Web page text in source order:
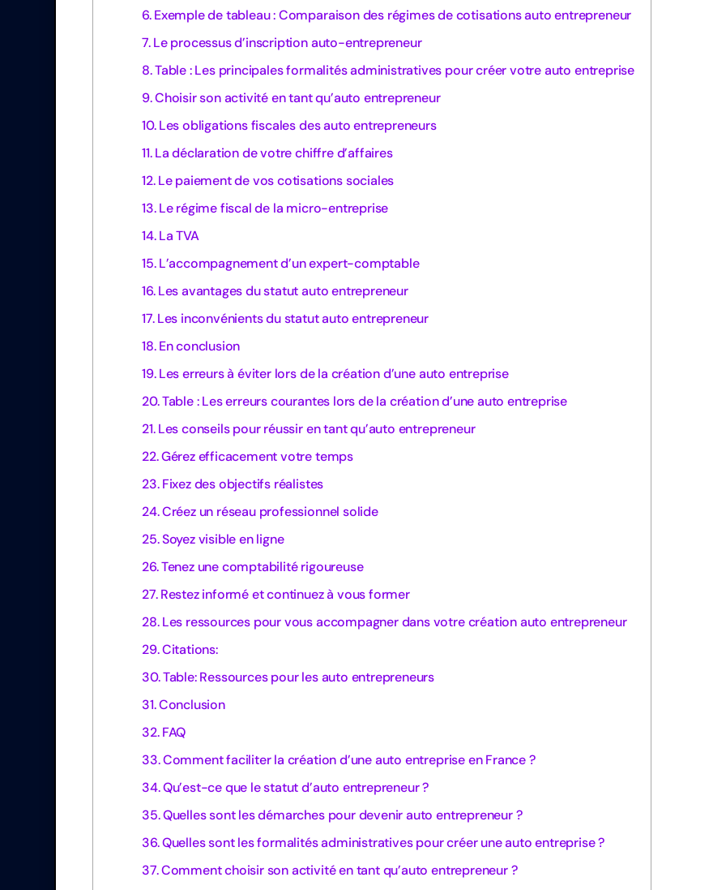
Exemple de tableau : Comparaison des régimes de cotisations auto entrepreneur
Le processus d’inscription auto-entrepreneur
Table : Les principales formalités administratives pour créer votre auto entreprise
Choisir son activité en tant qu’auto entrepreneur
Les obligations fiscales des auto entrepreneurs
La déclaration de votre chiffre d’affaires
Le paiement de vos cotisations sociales
Le régime fiscal de la micro-entreprise
La TVA
L’accompagnement d’un expert-comptable
Les avantages du statut auto entrepreneur
Les inconvénients du statut auto entrepreneur
En conclusion
Les erreurs à éviter lors de la création d’une auto entreprise
Table : Les erreurs courantes lors de la création d’une auto entreprise
Les conseils pour réussir en tant qu’auto entrepreneur
Gérez efficacement votre temps
Fixez des objectifs réalistes
Créez un réseau professionnel solide
Soyez visible en ligne
Tenez une comptabilité rigoureuse
Restez informé et continuez à vous former
Les ressources pour vous accompagner dans votre création auto entrepreneur
Citations:
Table: Ressources pour les auto entrepreneurs
Conclusion
FAQ
Comment faciliter la création d’une auto entreprise en France ?
Qu’est-ce que le statut d’auto entrepreneur ?
Quelles sont les démarches pour devenir auto entrepreneur ?
Quelles sont les formalités administratives pour créer une auto entreprise ?
Comment choisir son activité en tant qu’auto entrepreneur ?